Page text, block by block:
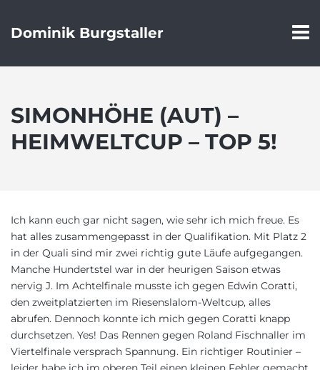
Dominik Burgstaller
SIMONHÖHE (AUT) –
HEIMWELTCUP – TOP 5!
Ich kann euch gar nicht sagen, wie sehr ich mich freue. Es
hat alles zusammengepasst in der Qualifikation. Mit Platz 2
in der Quali sind mir zwei richtig gute Läufe aufgegangen.
Manche Hundertstel war in der heurigen Saison etwas
nervig J. Im Achtelfinale musste ich gegen Edwin Coratti,
den zweitplatzierten im Riesenslalom-Weltcup, alles
abrufen. Dennoch konnte ich mich gegen Coratti knapp
durchsetzen. Yes! Das Rennen gegen Roland Fischnaller im
Viertelfinale versprach Spannung. Ein richtiger Routinier –